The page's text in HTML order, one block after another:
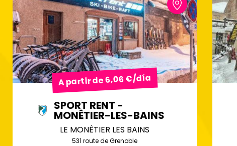
A partir de 6,06 €/día
SPORT RENT -
MONÊTIER-LES-BAINS
LE MONÊTIER LES BAINS
531 route de Grenoble